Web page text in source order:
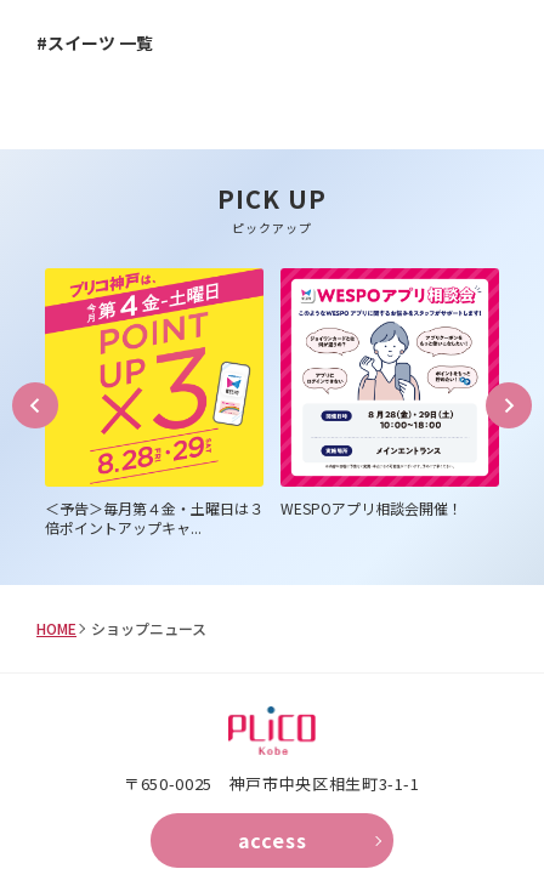
#スイーツ 一覧
PICK UP
ピックアップ
＜予告＞毎月第４金・土曜日は３
倍ポイントアップキャ...
WESPOアプリ相談会開催！
HOME ショップニュース
〒650-0025 神⼾市中央区相⽣町3-1-1
access